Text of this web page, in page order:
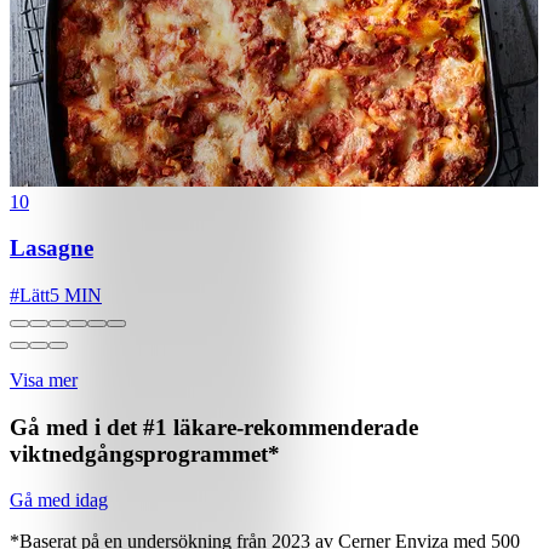
10
Lasagne
#Lätt5 MIN
Visa mer
Gå med i det #1 läkare-rekommenderade
viktnedgångsprogrammet*
Gå med idag
*Baserat på en undersökning från 2023 av Cerner Enviza med 500